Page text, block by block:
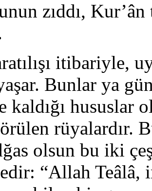
zıddı,
itibariyle,
Bunlar ya
kaldığı hususlar
rüyalardır.
olsun bu iki
“Allah Teâlâ,